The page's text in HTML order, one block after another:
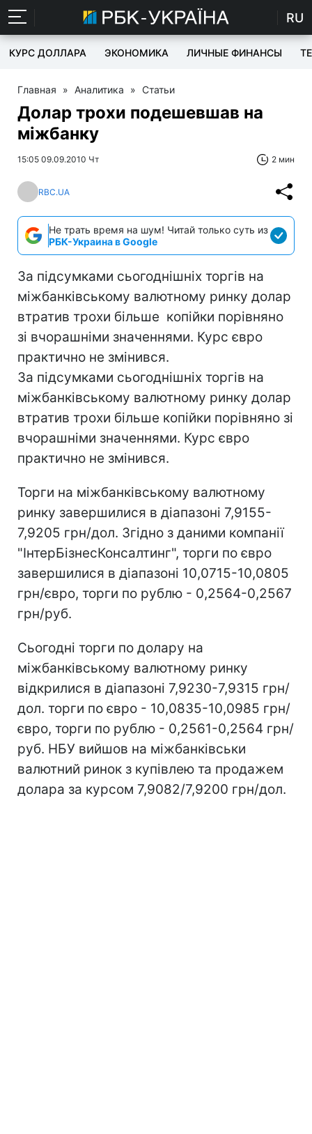
RU
КУРС ДОЛЛАРА ЭКОНОМИКА ЛИЧНЫЕ ФИНАНСЫ
Главная » Аналитика » Статьи
Долар трохи подешевшав на
міжбанку
15:05 09.09.2010 Чт 2 мин
RBC.UA
Не трать время на шум! Читай только суть из
РБК-Украина в Google
За підсумками сьогоднішніх торгів на
міжбанківському валютному ринку долар
втратив трохи більше копійки порівняно
зі вчорашніми значеннями. Курс євро
практично не змінився.
За підсумками сьогоднішніх торгів на
міжбанківському валютному ринку долар
втратив трохи більше копійки порівняно зі
вчорашніми значеннями. Курс євро
практично не змінився.
Торги на міжбанківському валютному
ринку завершилися в діапазоні 7,9155-
7,9205 грн/дол. Згідно з даними компанії
"ІнтерБізнесКонсалтинг", торги по євро
завершилися в діапазоні 10,0715-10,0805
грн/євро, торги по рублю - 0,2564-0,2567
грн/руб.
Сьогодні торги по долару на
міжбанківському валютному ринку
відкрилися в діапазоні 7,9230-7,9315 грн/
дол. торги по євро - 10,0835-10,0985 грн/
євро, торги по рублю - 0,2561-0,2564 грн/
руб. НБУ вийшов на міжбанківськи
валютний ринок з купівлею та продажем
долара за курсом 7,9082/7,9200 грн/дол.